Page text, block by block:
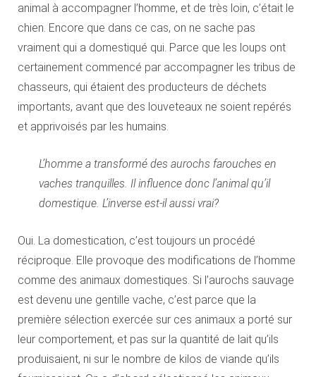
animal à accompagner l’homme, et de très loin, c’était le
chien. Encore que dans ce cas, on ne sache pas
vraiment qui a domestiqué qui. Parce que les loups ont
certainement commencé par accompagner les tribus de
chasseurs, qui étaient des producteurs de déchets
importants, avant que des louveteaux ne soient repérés
et apprivoisés par les humains.
L’homme a transformé des aurochs farouches en
vaches tranquilles. Il influence donc l’animal qu’il
domestique. L’inverse est-il aussi vrai?
Oui. La domestication, c’est toujours un procédé
réciproque. Elle provoque des modifications de l’homme
comme des animaux domestiques. Si l’aurochs sauvage
est devenu une gentille vache, c’est parce que la
première sélection exercée sur ces animaux a porté sur
leur comportement, et pas sur la quantité de lait qu’ils
produisaient, ni sur le nombre de kilos de viande qu’ils